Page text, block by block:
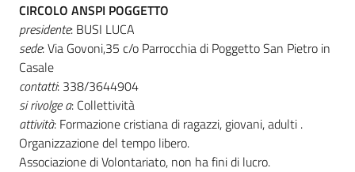
CIRCOLO ANSPI POGGETTO
presidente: BUSI LUCA
sede: Via Govoni,35 c/o Parrocchia di Poggetto San Pietro in
Casale
contatti: 338/3644904
si rivolge a: Collettività
attività: Formazione cristiana di ragazzi, giovani, adulti .
Organizzazione del tempo libero.
Associazione di Volontariato, non ha fini di lucro.